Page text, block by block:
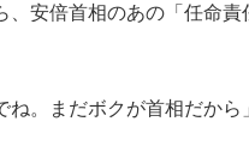
安倍首相のあの「任命責
ね。まだボクが首相だか